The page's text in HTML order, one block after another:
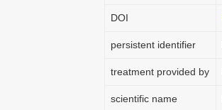
DOI
persistent identifier
treatment provided by
scientific name